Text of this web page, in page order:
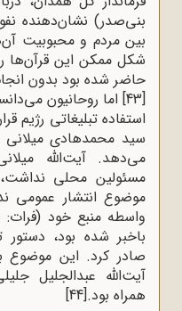
بنی‌صدر) نشان‌دهنده
بین مردم و محبوبیت
شکل ممکن این قرآن‌ها
حاضر شده بود بدون
[43]
اما روحانیون
استفاده تبلیغاتی رژیم
سید محمدهادی میلانی
می‌دهد. آیت‌الله
مسئولین محلی
موضوع انتشار عمومی
واسطه منبع خود (فرات:
باخبر شده بود، دستور
صادر کرد. این موضوع
آیت‌الله عبدالجلیل
همراه بود.[44]